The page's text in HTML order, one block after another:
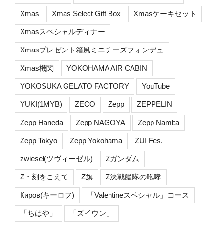
Xmas Xmas Select Gift Box Xmasケーキセット
Xmasスペシャルディナー
Xmasプレゼント箱風ミニチーズフォンデュ
Xmas機関 YOKOHAMA AIR CABIN
YOKOSUKA GELATO FACTORY YouTube
YUKI(1MYB) ZECO Zepp ZEPPELIN
Zepp Haneda Zepp NAGOYA Zepp Namba
Zepp Tokyo Zepp Yokohama ZUI Fes.
zwiesel(ツヴィーゼル) Zガンダム
Z・刻をこえて Z旗 Z決戦艦隊の咆哮
Киров(キーロフ) 「Valentineスペシャル」コース
「ちはや」 「ズイウン」